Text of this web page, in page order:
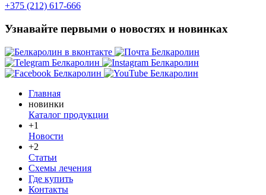
+375 (212) 617-666
Узнавайте первыми о новостях и новинках
Главная
новинки
Каталог продукции
+1
Новости
+2
Статьи
Схемы лечения
Где купить
Контакты